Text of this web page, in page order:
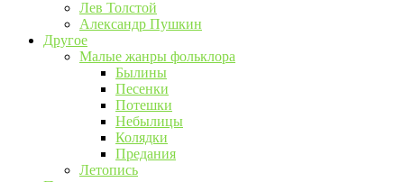
Лев Толстой
Александр Пушкин
Другое
Малые жанры фольклора
Былины
Песенки
Потешки
Небылицы
Колядки
Предания
Летопись